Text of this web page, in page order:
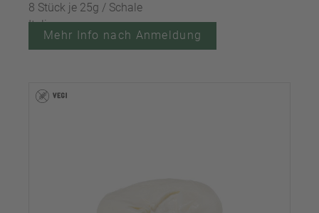
8 Stück je 25g / Schale
Italien
Mehr Info nach Anmeldung